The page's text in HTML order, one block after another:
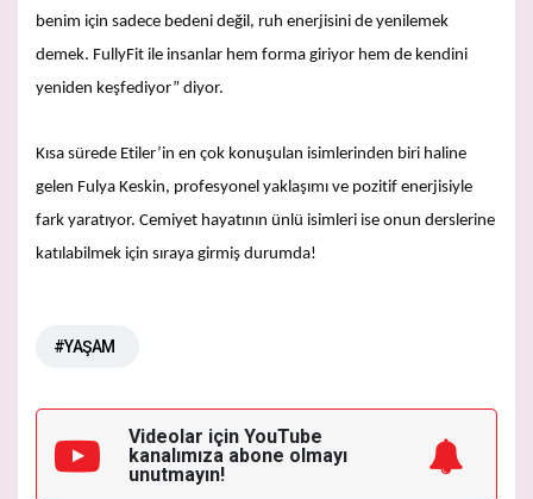
benim için sadece bedeni değil, ruh enerjisini de yenilemek
demek. FullyFit ile insanlar hem forma giriyor hem de kendini
yeniden keşfediyor” diyor.
Kısa sürede Etiler’in en çok konuşulan isimlerinden biri haline
gelen Fulya Keskin, profesyonel yaklaşımı ve pozitif enerjisiyle
fark yaratıyor. Cemiyet hayatının ünlü isimleri ise onun derslerine
katılabilmek için sıraya girmiş durumda!
#YAŞAM
Videolar için YouTube
kanalımıza abone olmayı
unutmayın!